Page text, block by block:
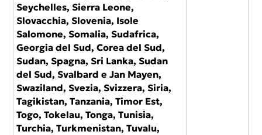
Seychelles, Sierra Leone,
Slovacchia, Slovenia, Isole
Salomone, Somalia, Sudafrica,
Georgia del Sud, Corea del Sud,
Sudan, Spagna, Sri Lanka, Sudan
del Sud, Svalbard e Jan Mayen,
Swaziland, Svezia, Svizzera, Siria,
Tagikistan, Tanzania, Timor Est,
Togo, Tokelau, Tonga, Tunisia,
Turchia, Turkmenistan, Tuvalu,